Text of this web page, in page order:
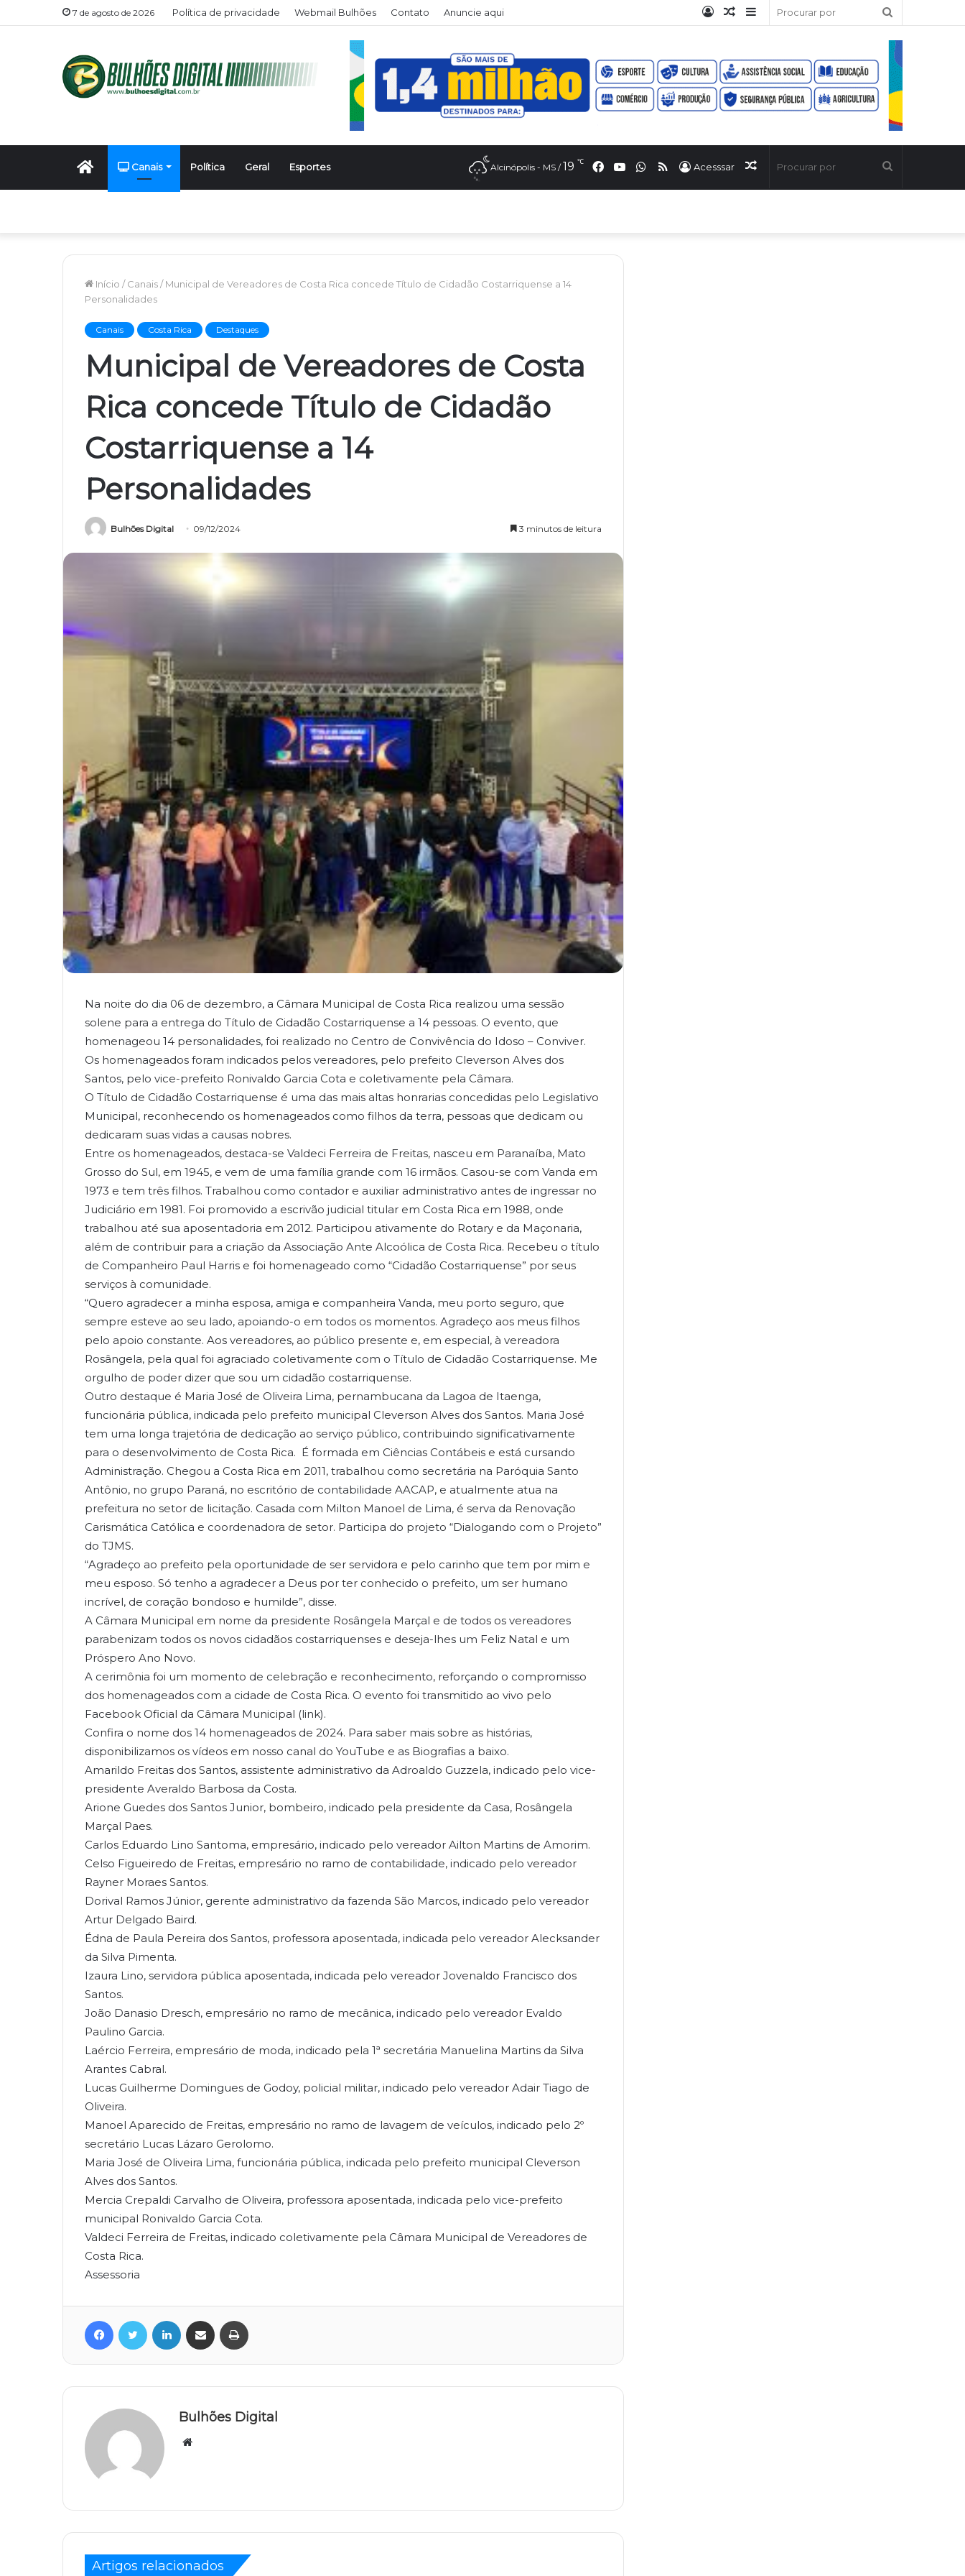
7 de agosto de 2026 Política de privacidade Webmail Bulhões Contato Anuncie aqui
por
Barra
Artigo
Entrar
Início Canais Política Geral Esportes Artigo
Acesssar
RSS
WhatsApp
YouTube
Facebook
Alcinópolis - MS / 19 ℃
Início / Canais/ Municipal de Vereadores de Costa Rica concede Título de Cidadão Costarriquense a 14
Personalidades
Canais Costa Rica Destaques
Municipal de Vereadores de Costa
Rica concede Título de Cidadão
Costarriquense a 14
Personalidades
Bulhões Digital 09/12/2024 3 minutos de leitura
Na noite do dia 06 de dezembro, a Câmara Municipal de Costa Rica realizou uma sessão
solene para a entrega do Título de Cidadão Costarriquense a 14 pessoas. O evento, que
homenageou 14 personalidades, foi realizado no Centro de Convivência do Idoso – Conviver.
Os homenageados foram indicados pelos vereadores, pelo prefeito Cleverson Alves dos
Santos, pelo vice-prefeito Ronivaldo Garcia Cota e coletivamente pela Câmara.
O Título de Cidadão Costarriquense é uma das mais altas honrarias concedidas pelo Legislativo
Municipal, reconhecendo os homenageados como filhos da terra, pessoas que dedicam ou
dedicaram suas vidas a causas nobres.
Entre os homenageados, destaca-se Valdeci Ferreira de Freitas, nasceu em Paranaíba, Mato
Grosso do Sul, em 1945, e vem de uma família grande com 16 irmãos. Casou-se com Vanda em
1973 e tem três filhos. Trabalhou como contador e auxiliar administrativo antes de ingressar no
Judiciário em 1981. Foi promovido a escrivão judicial titular em Costa Rica em 1988, onde
trabalhou até sua aposentadoria em 2012. Participou ativamente do Rotary e da Maçonaria,
além de contribuir para a criação da Associação Ante Alcoólica de Costa Rica. Recebeu o título
de Companheiro Paul Harris e foi homenageado como “Cidadão Costarriquense” por seus
serviços à comunidade.
“Quero agradecer a minha esposa, amiga e companheira Vanda, meu porto seguro, que
sempre esteve ao seu lado, apoiando-o em todos os momentos. Agradeço aos meus filhos
pelo apoio constante. Aos vereadores, ao público presente e, em especial, à vereadora
Rosângela, pela qual foi agraciado coletivamente com o Título de Cidadão Costarriquense. Me
orgulho de poder dizer que sou um cidadão costarriquense.
Outro destaque é Maria José de Oliveira Lima, pernambucana da Lagoa de Itaenga,
funcionária pública, indicada pelo prefeito municipal Cleverson Alves dos Santos. Maria José
tem uma longa trajetória de dedicação ao serviço público, contribuindo significativamente
para o desenvolvimento de Costa Rica. É formada em Ciências Contábeis e está cursando
Administração. Chegou a Costa Rica em 2011, trabalhou como secretária na Paróquia Santo
Antônio, no grupo Paraná, no escritório de contabilidade AACAP, e atualmente atua na
prefeitura no setor de licitação. Casada com Milton Manoel de Lima, é serva da Renovação
Carismática Católica e coordenadora de setor. Participa do projeto “Dialogando com o Projeto”
do TJMS.
“Agradeço ao prefeito pela oportunidade de ser servidora e pelo carinho que tem por mim e
meu esposo. Só tenho a agradecer a Deus por ter conhecido o prefeito, um ser humano
incrível, de coração bondoso e humilde”, disse.
A Câmara Municipal em nome da presidente Rosângela Marçal e de todos os vereadores
parabenizam todos os novos cidadãos costarriquenses e deseja-lhes um Feliz Natal e um
Próspero Ano Novo.
A cerimônia foi um momento de celebração e reconhecimento, reforçando o compromisso
dos homenageados com a cidade de Costa Rica. O evento foi transmitido ao vivo pelo
Facebook Oficial da Câmara Municipal (link).
Confira o nome dos 14 homenageados de 2024. Para saber mais sobre as histórias,
disponibilizamos os vídeos em nosso canal do YouTube e as Biografias a baixo.
Amarildo Freitas dos Santos, assistente administrativo da Adroaldo Guzzela, indicado pelo vice-
presidente Averaldo Barbosa da Costa.
Arione Guedes dos Santos Junior, bombeiro, indicado pela presidente da Casa, Rosângela
Marçal Paes.
Carlos Eduardo Lino Santoma, empresário, indicado pelo vereador Ailton Martins de Amorim.
Celso Figueiredo de Freitas, empresário no ramo de contabilidade, indicado pelo vereador
Rayner Moraes Santos.
Dorival Ramos Júnior, gerente administrativo da fazenda São Marcos, indicado pelo vereador
Artur Delgado Baird.
Édna de Paula Pereira dos Santos, professora aposentada, indicada pelo vereador Alecksander
da Silva Pimenta.
Izaura Lino, servidora pública aposentada, indicada pelo vereador Jovenaldo Francisco dos
Santos.
João Danasio Dresch, empresário no ramo de mecânica, indicado pelo vereador Evaldo
Paulino Garcia.
Laércio Ferreira, empresário de moda, indicado pela 1ª secretária Manuelina Martins da Silva
Arantes Cabral.
Lucas Guilherme Domingues de Godoy, policial militar, indicado pelo vereador Adair Tiago de
Oliveira.
Manoel Aparecido de Freitas, empresário no ramo de lavagem de veículos, indicado pelo 2º
secretário Lucas Lázaro Gerolomo.
Maria José de Oliveira Lima, funcionária pública, indicada pelo prefeito municipal Cleverson
Alves dos Santos.
Mercia Crepaldi Carvalho de Oliveira, professora aposentada, indicada pelo vice-prefeito
municipal Ronivaldo Garcia Cota.
Valdeci Ferreira de Freitas, indicado coletivamente pela Câmara Municipal de Vereadores de
Costa Rica.
Assessoria
FacebookTwitter Linkedin Compartilhar via e-mail
Bulhões Digital
Website
Artigos relacionados